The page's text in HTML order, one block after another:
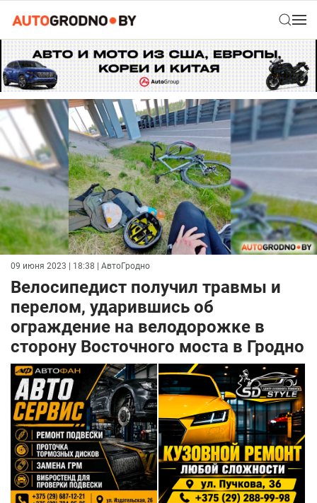
09 июня 2023 | 18:38 | АвтоГродно
Велосипедист получил травмы и
перелом, ударившись об
ограждение на велодорожке в
сторону Восточного моста в Гродно